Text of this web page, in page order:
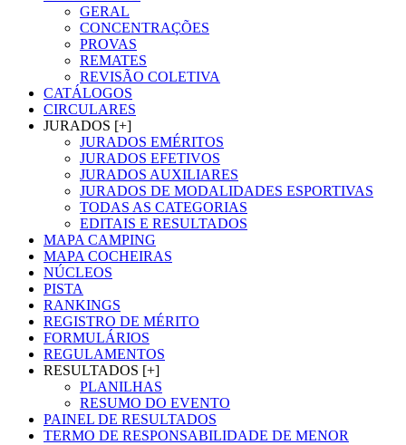
GERAL
CONCENTRAÇÕES
PROVAS
REMATES
REVISÃO COLETIVA
CATÁLOGOS
CIRCULARES
JURADOS [+]
JURADOS EMÉRITOS
JURADOS EFETIVOS
JURADOS AUXILIARES
JURADOS DE MODALIDADES ESPORTIVAS
TODAS AS CATEGORIAS
EDITAIS E RESULTADOS
MAPA CAMPING
MAPA COCHEIRAS
NÚCLEOS
PISTA
RANKINGS
REGISTRO DE MÉRITO
FORMULÁRIOS
REGULAMENTOS
RESULTADOS [+]
PLANILHAS
RESUMO DO EVENTO
PAINEL DE RESULTADOS
TERMO DE RESPONSABILIDADE DE MENOR